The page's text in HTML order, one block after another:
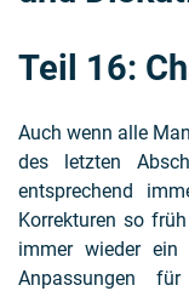
Teil 16:
Auch wenn alle
des letzten
entsprechend
Korrekturen so
immer wieder ein
Anpassungen